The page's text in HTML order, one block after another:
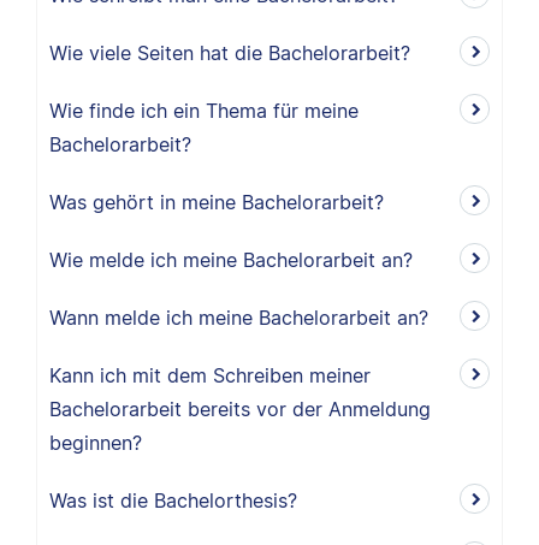
Wie viele Seiten hat die Bachelorarbeit?
Wie finde ich ein Thema für meine
Bachelorarbeit?
Was gehört in meine Bachelorarbeit?
Wie melde ich meine Bachelorarbeit an?
Wann melde ich meine Bachelorarbeit an?
Kann ich mit dem Schreiben meiner
Bachelorarbeit bereits vor der Anmeldung
beginnen?
Was ist die Bachelorthesis?